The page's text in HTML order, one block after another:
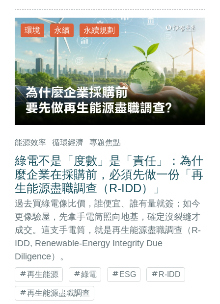
環境 永續 永續規劃
能源效率 循環經濟 專題焦點
綠電不是「度數」是「責任」：為什
麼企業在採購前，必須先做一份「再
生能源盡職調查（R-IDD）」
過去買綠電像比價，誰便宜、誰有量就簽；如今
更像驗屋，先拿手電筒照向地基，確定沒裂縫才
成交。這支手電筒，就是再生能源盡職調查（R-
IDD, Renewable-Energy Integrity Due
Diligence）。
再生能源 綠電 ESG R-IDD
再生能源盡職調查